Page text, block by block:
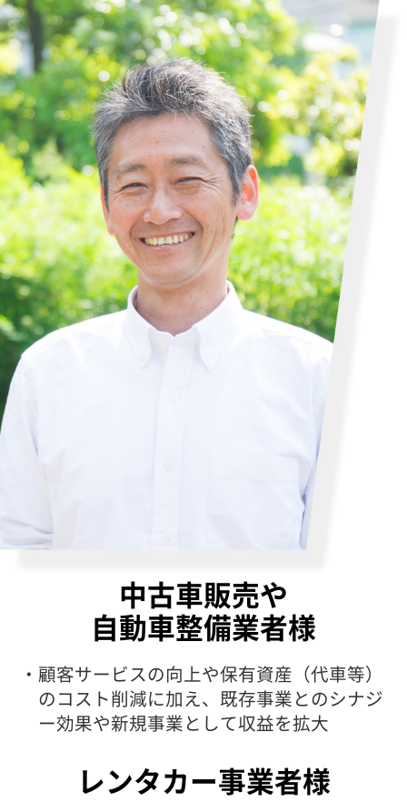
中古車販売や
自動車整備業者様
・顧客サービスの向上や保有資産（代車等）
のコスト削減に加え、既存事業とのシナジ
ー効果や新規事業として収益を拡大
レンタカー事業者様